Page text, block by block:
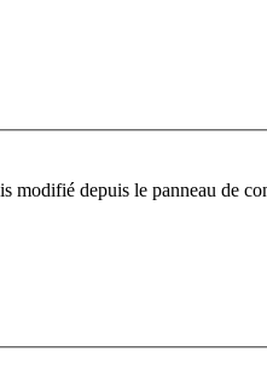
depuis le panneau de